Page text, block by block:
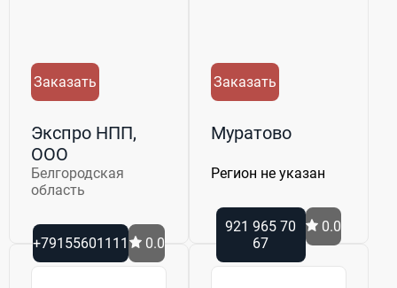
Заказать
Экспро НПП,
ООО
Белгородская
область
+79155601111 0.0
Заказать
Муратово
Регион не указан
921 965 70
67
0.0